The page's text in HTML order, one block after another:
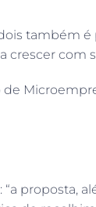
também é
crescer com
proposta,